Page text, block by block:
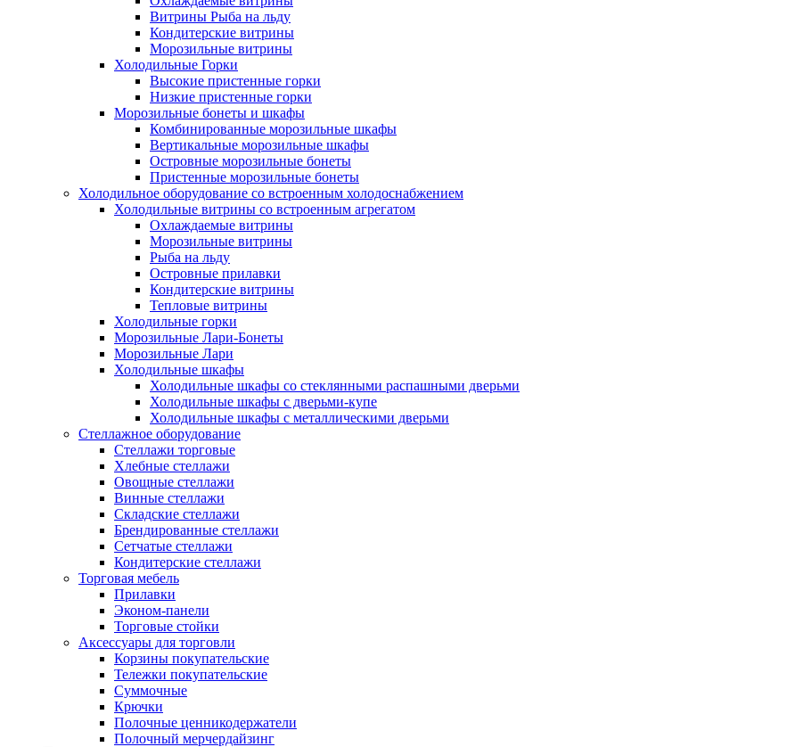
Витрины Рыба на льду
Кондитерские витрины
Морозильные витрины
Холодильные Горки
Высокие пристенные горки
Низкие пристенные горки
Морозильные бонеты и шкафы
Комбинированные морозильные шкафы
Вертикальные морозильные шкафы
Островные морозильные бонеты
Пристенные морозильные бонеты
Холодильное оборудование со встроенным холодоснабжением
Холодильные витрины со встроенным агрегатом
Охлаждаемые витрины
Морозильные витрины
Рыба на льду
Островные прилавки
Кондитерские витрины
Тепловые витрины
Холодильные горки
Морозильные Лари-Бонеты
Морозильные Лари
Холодильные шкафы
Холодильные шкафы со стеклянными распашными дверьми
Холодильные шкафы с дверьми-купе
Холодильные шкафы с металлическими дверьми
Стеллажное оборудование
Стеллажи торговые
Хлебные стеллажи
Овощные стеллажи
Винные стеллажи
Складские стеллажи
Брендированные стеллажи
Сетчатые стеллажи
Кондитерские стеллажи
Торговая мебель
Прилавки
Эконом-панели
Торговые стойки
Аксессуары для торговли
Корзины покупательские
Тележки покупательские
Суммочные
Крючки
Полочные ценникодержатели
Полочный мерчердайзинг